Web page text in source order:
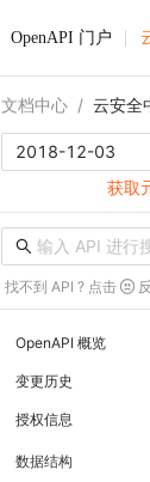
OpenAPI 门户
文档中心 / 云安全
2018-12-03
获取
找不到 API ? 点击
OpenAPI 概览
变更历史
授权信息
数据结构